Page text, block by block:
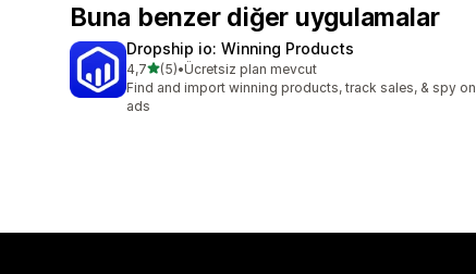
Buna benzer diğer uygulamalar
Dropship io: Winning Products
4,75 yıldız üzerinden
(5)
toplam 5 değerlendirme
•Ücretsiz plan mevcut
Find and import winning products, track sales, & spy on
ads